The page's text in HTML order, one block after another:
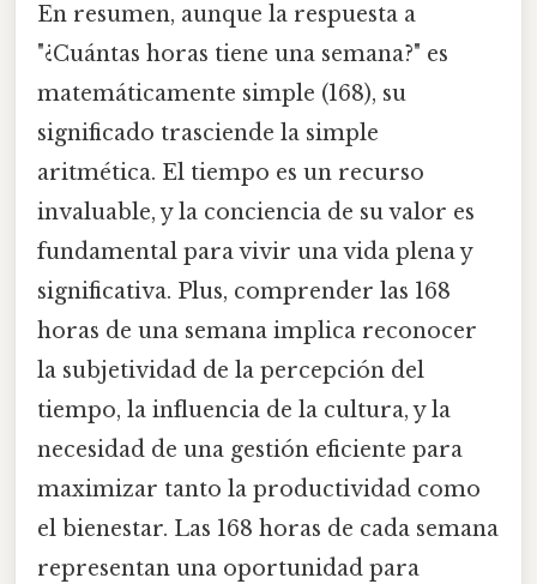
En resumen, aunque la respuesta a
"¿Cuántas horas tiene una semana?" es
matemáticamente simple (168), su
significado trasciende la simple
aritmética. El tiempo es un recurso
invaluable, y la conciencia de su valor es
fundamental para vivir una vida plena y
significativa. Plus, comprender las 168
horas de una semana implica reconocer
la subjetividad de la percepción del
tiempo, la influencia de la cultura, y la
necesidad de una gestión eficiente para
maximizar tanto la productividad como
el bienestar. Las 168 horas de cada semana
representan una oportunidad para